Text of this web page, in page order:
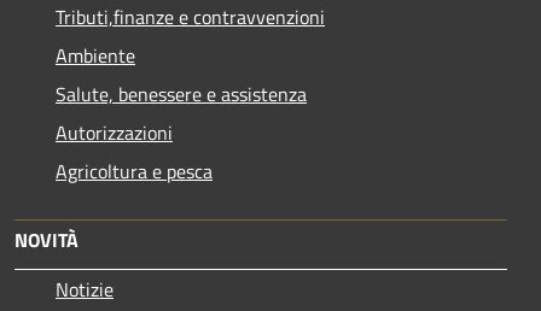
Tributi,finanze e contravvenzioni
Ambiente
Salute, benessere e assistenza
Autorizzazioni
Agricoltura e pesca
NOVITÀ
Notizie